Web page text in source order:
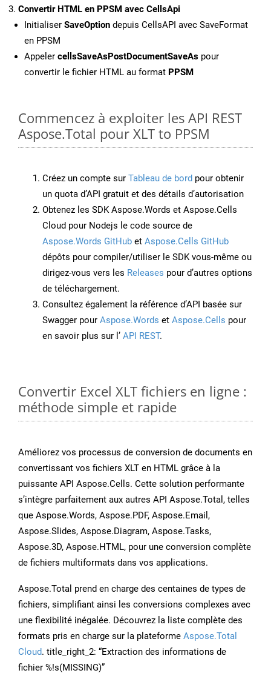
Convertir HTML en PPSM avec CellsApi
Initialiser SaveOption depuis CellsAPI avec SaveFormat
en PPSM
Appeler cellsSaveAsPostDocumentSaveAs pour
convertir le fichier HTML au format PPSM
Commencez à exploiter les API REST
Aspose.Total pour XLT to PPSM
Créez un compte sur Tableau de bord pour obtenir
un quota d’API gratuit et des détails d’autorisation
Obtenez les SDK Aspose.Words et Aspose.Cells
Cloud pour Nodejs le code source de
Aspose.Words GitHub et Aspose.Cells GitHub
dépôts pour compiler/utiliser le SDK vous-même ou
dirigez-vous vers les Releases pour d’autres options
de téléchargement.
Consultez également la référence d’API basée sur
Swagger pour Aspose.Words et Aspose.Cells pour
en savoir plus sur l’ API REST.
Convertir Excel XLT fichiers en ligne :
méthode simple et rapide
Améliorez vos processus de conversion de documents en
convertissant vos fichiers XLT en HTML grâce à la
puissante API Aspose.Cells. Cette solution performante
s’intègre parfaitement aux autres API Aspose.Total, telles
que Aspose.Words, Aspose.PDF, Aspose.Email,
Aspose.Slides, Aspose.Diagram, Aspose.Tasks,
Aspose.3D, Aspose.HTML, pour une conversion complète
de fichiers multiformats dans vos applications.
Aspose.Total prend en charge des centaines de types de
fichiers, simplifiant ainsi les conversions complexes avec
une flexibilité inégalée. Découvrez la liste complète des
formats pris en charge sur la plateforme Aspose.Total
Cloud. title_right_2: “Extraction des informations de
fichier %!s(MISSING)”